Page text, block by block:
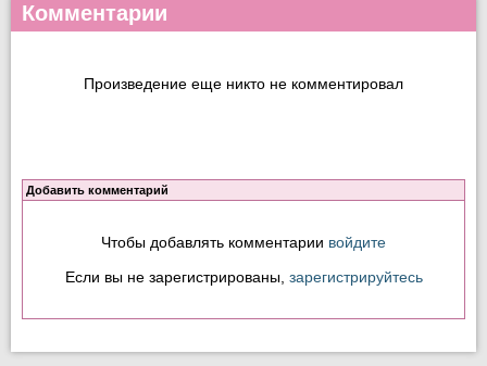
Комментарии
Произведение еще никто не комментировал
Добавить комментарий
Чтобы добавлять комментарии войдите
Если вы не зарегистрированы, зарегистрируйтесь